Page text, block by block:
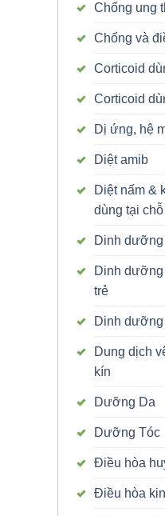
Chống ung
Chống và
Corticoid
Corticoid
Dị ứng, hệ
Diệt amib
Diệt nấm &
dùng tại chỗ
Dinh dưỡng
Dinh
trẻ
Dinh dưỡng
Dung dịch
kín
Dưỡng Da
Dưỡng Tóc
Điều hòa
Điều hòa